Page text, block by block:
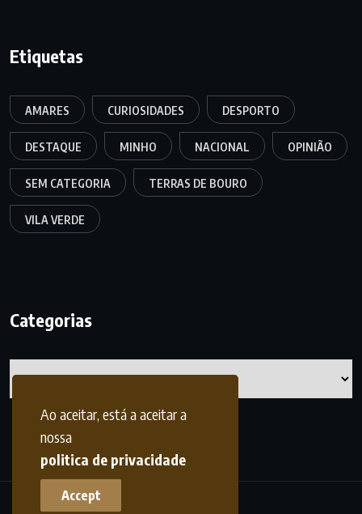
Ao aceitar, está a aceitar a
nossa
politica de privacidade
Accept
Etiquetas
AMARES CURIOSIDADES DESPORTO
DESTAQUE MINHO NACIONAL OPINIÃO
SEM CATEGORIA TERRAS DE BOURO
VILA VERDE
Categorias